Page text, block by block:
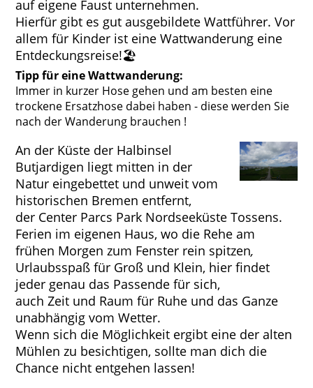
auf eigene Faust unternehmen.
Hierfür gibt es gut ausgebildete Wattführer. Vor
allem für Kinder ist eine Wattwanderung eine
Entdeckungsreise!🏖️
Tipp für eine Wattwanderung:
Immer in kurzer Hose gehen und am besten eine
trockene Ersatzhose dabei haben - diese werden Sie
nach der Wanderung brauchen !
An der Küste der Halbinsel
Butjardigen liegt mitten in der
Natur eingebettet und unweit vom
historischen Bremen entfernt,
der Center Parcs Park Nordseeküste Tossens.
Ferien im eigenen Haus, wo die Rehe am
frühen Morgen zum Fenster rein spitzen,
Urlaubsspaß für Groß und Klein, hier findet
jeder genau das Passende für sich,
auch Zeit und Raum für Ruhe und das Ganze
unabhängig vom Wetter.
Wenn sich die Möglichkeit ergibt eine der alten
Mühlen zu besichtigen, sollte man dich die
Chance nicht entgehen lassen!